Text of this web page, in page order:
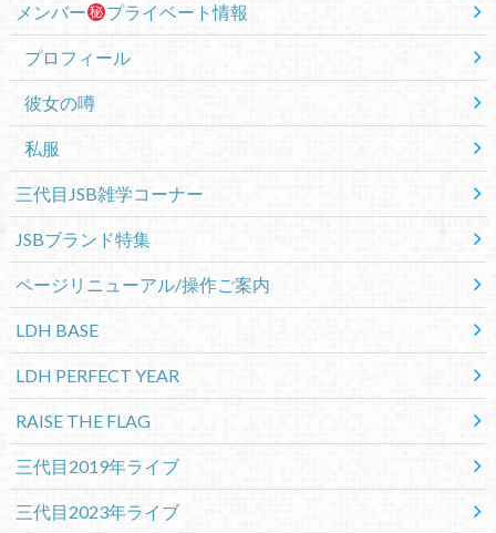
メンバー プライベート情報
プロフィール
彼女の噂
私服
三代目JSB雑学コーナー
JSBブランド特集
ページリニューアル/操作ご案内
LDH BASE
LDH PERFECT YEAR
RAISE THE FLAG
三代目2019年ライブ
三代目2023年ライブ